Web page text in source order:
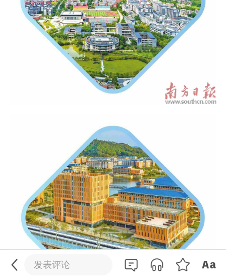
发表评论
0/200
发送